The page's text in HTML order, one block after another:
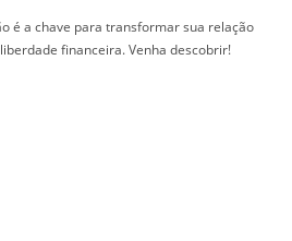
é a chave para transformar sua relação
financeira. Venha descobrir!